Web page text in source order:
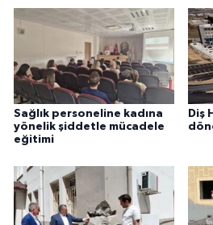
Sağlık personeline kadına
yönelik şiddetle mücadele
eğitimi
Diş